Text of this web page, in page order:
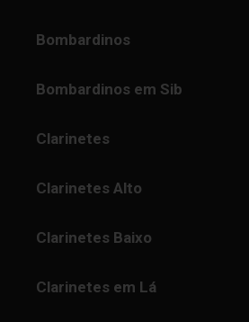
Bombardinos
Bombardinos em Sib
Clarinetes
Clarinetes Alto
Clarinetes Baixo
Clarinetes em Lá